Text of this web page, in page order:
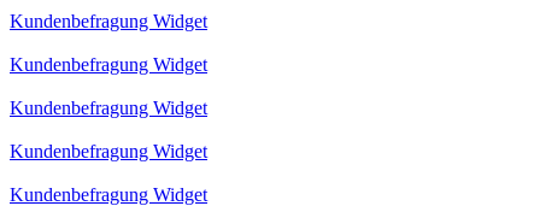
Kundenbefragung Widget
Kundenbefragung Widget
Kundenbefragung Widget
Kundenbefragung Widget
Kundenbefragung Widget